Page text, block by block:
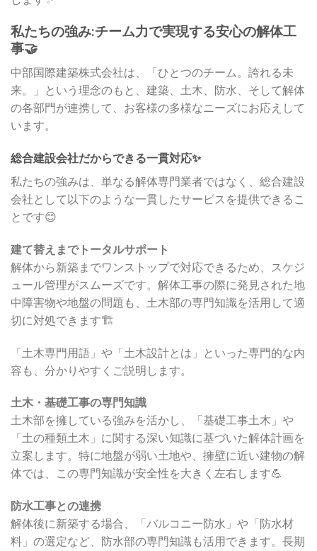
私たちの強み:チーム力で実現する安心の解体工
事🤝
中部国際建築株式会社は、「ひとつのチーム。誇れる未
来。」という理念のもと、建築、土木、防水、そして解体
の各部門が連携して、お客様の多様なニーズにお応えして
います。
総合建設会社だからできる一貫対応✨
私たちの強みは、単なる解体専門業者ではなく、総合建設
会社として以下のような一貫したサービスを提供できるこ
とです😊
建て替えまでトータルサポート
解体から新築までワンストップで対応できるため、スケジ
ュール管理がスムーズです。解体工事の際に発見された地
中障害物や地盤の問題も、土木部の専門知識を活用して適
切に対処できます🏗️
「土木専門用語」や「土木設計とは」といった専門的な内
容も、分かりやすくご説明します。
土木・基礎工事の専門知識
土木部を擁している強みを活かし、「基礎工事土木」や
「土の種類土木」に関する深い知識に基づいた解体計画を
立案します。特に地盤が弱い土地や、擁壁に近い建物の解
体では、この専門知識が安全性を大きく左右します💪
防水工事との連携
解体後に新築する場合、「バルコニー防水」や「防水材
料」の選定など、防水部の専門知識も活用できます。長期